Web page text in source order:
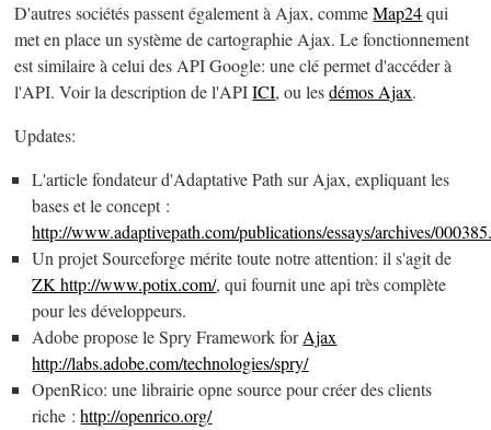
D'autres sociétés passent également à Ajax, commeMap24qui
met en place un système de cartographie Ajax. Le fonctionnement
est similaire à celui des API Google: une clé permet d'accéder à
l'API. Voir la description de l'APIICI, ou lesdémos Ajax.
Updates:
L'article fondateur d'Adaptative Path sur Ajax, expliquant les
bases et le concept :
http://www.adaptivepath.com/publications/essays/archives/
Un projet Sourceforge mérite toute notre attention: il s'agit de
ZK http://www.potix.com/, qui fournit une api très complète
pour les développeurs.
Adobe propose le Spry Framework forAjax
http://labs.adobe.com/technologies/spry/
OpenRico: une librairie opne source pour créer des clients
riche :http://openrico.org/